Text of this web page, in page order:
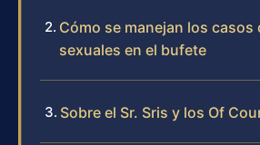
Cómo se manejan los casos
sexuales en el bufete
Sobre el Sr. Sris y los Of